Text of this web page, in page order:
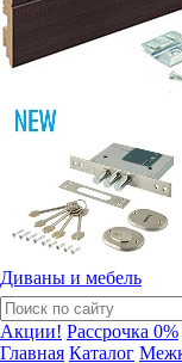
Диваны и мебель
Акции! Рассрочка 0%
Главная Каталог